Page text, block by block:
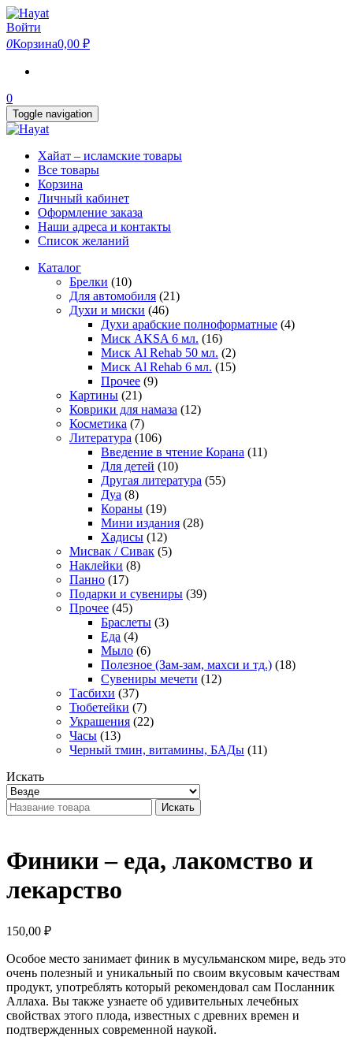
Skip
to
the
content
Войти
0Корзина0,00 ₽
0
Toggle navigation
Хайат – исламские товары
Все товары
Корзина
Личный кабинет
Оформление заказа
Наши адреса и контакты
Список желаний
Каталог
Брелки (10)
Для автомобиля (21)
Духи и миски (46)
Духи арабские полноформатные (4)
Миск AKSA 6 мл. (16)
Миск Al Rehab 50 мл. (2)
Миск Al Rehab 6 мл. (15)
Прочее (9)
Картины (21)
Коврики для намаза (12)
Косметика (7)
Литература (106)
Введение в чтение Корана (11)
Для детей (10)
Другая литература (55)
Дуа (8)
Кораны (19)
Мини издания (28)
Хадисы (12)
Мисвак / Сивак (5)
Наклейки (8)
Панно (17)
Подарки и сувениры (39)
Прочее (45)
Браслеты (3)
Еда (4)
Мыло (6)
Полезное (Зам-зам, махси и тд.) (18)
Сувениры мечети (12)
Тасбихи (37)
Тюбетейки (7)
Украшения (22)
Часы (13)
Черный тмин, витамины, БАДы (11)
Искать
Искать
Финики – еда, лакомство и
лекарство
150,00 ₽
Особое место занимает финик в мусульманском мире, ведь это
очень полезный и уникальный по своим вкусовым качествам
продукт, употреблять который рекомендовал сам Посланник
Аллаха. Вы также узнаете об удивительных лечебных
свойствах этого плода, известных с древних времен и
подтвержденных современной наукой.